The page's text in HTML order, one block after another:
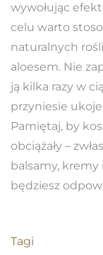
wywołując
celu warto
naturalnych
aloesem. Nie
ją kilka razy w
przyniesie
Pamiętaj, by
obciążały –
balsamy, kremy
będziesz
Tagi